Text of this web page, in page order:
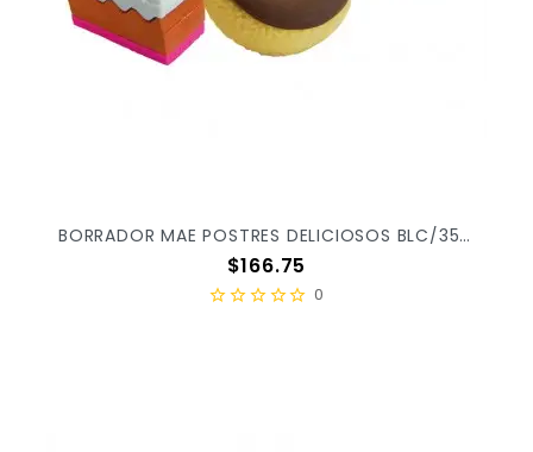
BORRADOR MAE POSTRES DELICIOSOS BLC/35PZ G-POST X/36
Precio
$166.75
0